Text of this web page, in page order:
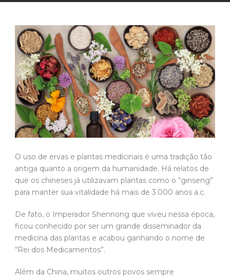
O uso de ervas e plantas medicinais é uma tradição tão
antiga quanto a origem da humanidade. Há relatos de
que os chineses já utilizavam plantas como o “ginseng”
para manter sua vitalidade há mais de 3.000 anos a.c.
De fato, o Imperador Shennong que viveu nessa época,
ficou conhecido por ser um grande disseminador da
medicina das plantas e acabou ganhando o nome de
“Rei dos Medicamentos”.
Além da China, muitos outros povos sempre